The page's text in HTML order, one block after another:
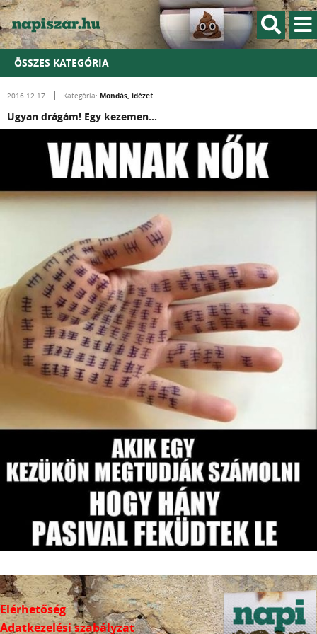
ÖSSZES KATEGÓRIA
2016.12.17. Kategória: Mondás, idézet
Ugyan drágám! Egy kezemen...
Elérhetőség
Adatkezelési szabályzat